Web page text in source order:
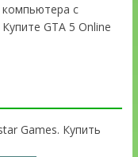
компьютера с
GTA 5 Online
Games. Купить